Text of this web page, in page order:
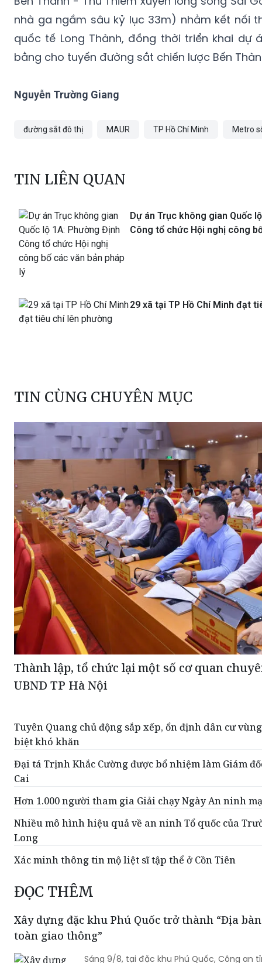
quốc tế Long Thành, đồng thời triển khai dự
bằng cho tuyến đường sắt chiến lược Bến
Nguyễn Trường Giang
đường sắt đô thị MAUR
Thành lập, tổ chức lại một số cơ quan
UBND TP Hà Nội
Đại tá Trịnh Khắc Cường được bổ nhiệm làm Giám
Cai
Hơn 1.000 người tham gia Giải chạy Ngày An ninh
Long
Xác minh thông tin mộ liệt sĩ tập thể ở Cồn Tiên
ĐỌC THÊM
Xây dựng đặc khu Phú Quốc trở thành “Địa
Sáng 9/8, tại đặc khu Phú Quốc, Công an
ra quân thực hiện Kế hoạch của UBND
Phú Quốc trở thành “Địa bàn kiểu mẫu về